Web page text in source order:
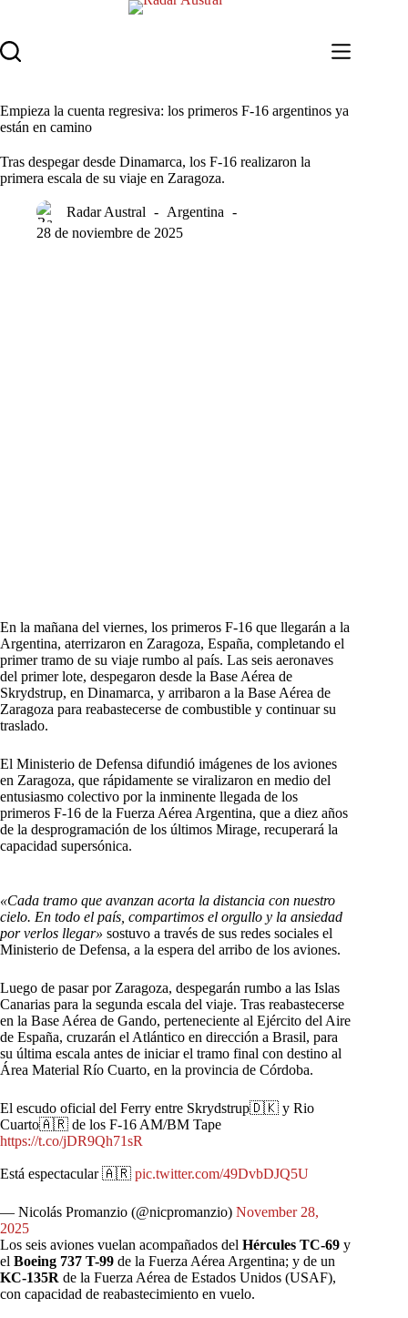
contenido
Empieza la cuenta regresiva: los primeros F-16 argentinos ya
están en camino
Tras despegar desde Dinamarca, los F-16 realizaron la
primera escala de su viaje en Zaragoza.
Radar Austral
Argentina
28 de noviembre de 2025
En la mañana del viernes, los primeros F-16 que llegarán a la
Argentina, aterrizaron en Zaragoza, España, completando el
primer tramo de su viaje rumbo al país. Las seis aeronaves
del primer lote, despegaron desde la Base Aérea de
Skrydstrup, en Dinamarca, y arribaron a la Base Aérea de
Zaragoza para reabastecerse de combustible y continuar su
traslado.
El Ministerio de Defensa difundió imágenes de los aviones
en Zaragoza, que rápidamente se viralizaron en medio del
entusiasmo colectivo por la inminente llegada de los
primeros F-16 de la Fuerza Aérea Argentina, que a diez años
de la desprogramación de los últimos Mirage, recuperará la
capacidad supersónica.
«Cada tramo que avanzan acorta la distancia con nuestro
cielo. En todo el país, compartimos el orgullo y la ansiedad
por verlos llegar» sostuvo a través de sus redes sociales el
Ministerio de Defensa, a la espera del arribo de los aviones.
Luego de pasar por Zaragoza, despegarán rumbo a las Islas
Canarias para la segunda escala del viaje. Tras reabastecerse
en la Base Aérea de Gando, perteneciente al Ejército del Aire
de España, cruzarán el Atlántico en dirección a Brasil, para
su última escala antes de iniciar el tramo final con destino al
Área Material Río Cuarto, en la provincia de Córdoba.
El escudo oficial del Ferry entre Skrydstrup🇩🇰 y Rio
Cuarto🇦🇷 de los F-16 AM/BM Tape
https://t.co/jDR9Qh71sR
Está espectacular 🇦🇷 pic.twitter.com/49DvbDJQ5U
— Nicolás Promanzio (@nicpromanzio) November 28,
2025
Los seis aviones vuelan acompañados del Hércules TC-69 y
el Boeing 737 T-99 de la Fuerza Aérea Argentina; y de un
KC-135R de la Fuerza Aérea de Estados Unidos (USAF),
con capacidad de reabastecimiento en vuelo.